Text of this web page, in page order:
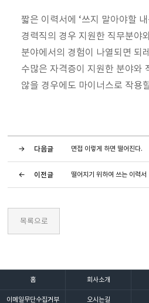
짧은 이력서에 ‘쓰지 말아야할
경력직의 경우 지원한 직무분야
분야에서의 경험이 나열되면 되
수많은 자격증이 지원한 분야와
않을 경우에도 마이너스로 작용
다음글 면접 이렇게 하면 떨어진다.
이전글 떨어지기 위하여 쓰는 이력서
홈 회사소개
이메일무단수집거부 오시는길